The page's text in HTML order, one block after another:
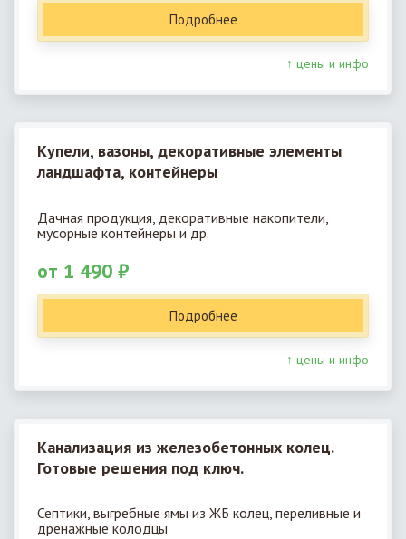
Подробнее
↑ цены и инфо
Купели, вазоны, декоративные элементы
ландшафта, контейнеры
Дачная продукция, декоративные накопители,
мусорные контейнеры и др.
от 1 490 ₽
Подробнее
↑ цены и инфо
Канализация из железобетонных колец.
Готовые решения под ключ.
Септики, выгребные ямы из ЖБ колец, переливные и
дренажные колодцы